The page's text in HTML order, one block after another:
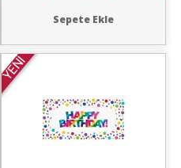
Sepete Ekle
YENİ